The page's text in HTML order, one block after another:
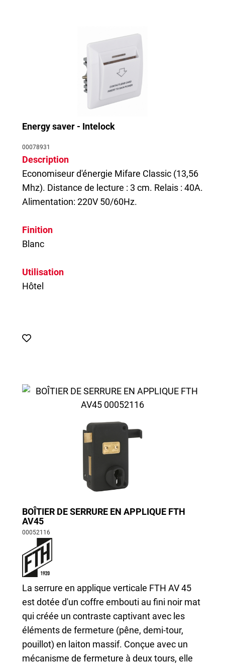
Energy saver - Intelock
00078931
Description
Economiseur d'énergie Mifare Classic (13,56
Mhz). Distance de lecture : 3 cm. Relais : 40A.
Alimentation: 220V 50/60Hz.
Finition
Blanc
Utilisation
Hôtel
BOÎTIER DE SERRURE EN APPLIQUE FTH
AV45
00052116
La serrure en applique verticale FTH AV 45
est dotée d'un coffre embouti au fini noir mat
qui créée un contraste captivant avec les
éléments de fermeture (pêne, demi-tour,
pouillot) en laiton massif. Conçue avec un
mécanisme de fermeture à deux tours, elle